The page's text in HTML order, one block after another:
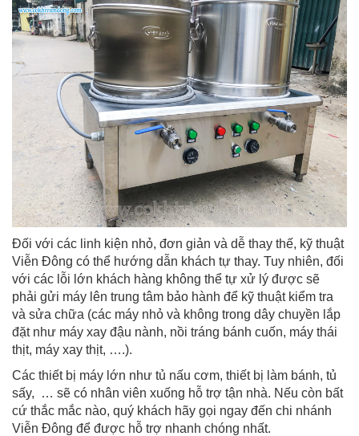
Đối với các linh kiện nhỏ, đơn giản và dễ thay thế, kỹ thuật
Viễn Đông có thể hướng dẫn khách tự thay. Tuy nhiên, đối
với các lỗi lớn khách hàng không thể tự xử lý được sẽ
phải gửi máy lên trung tâm bảo hành để kỹ thuật kiểm tra
và sửa chữa (các máy nhỏ và không trong dây chuyền lắp
đặt như máy xay đậu nành, nồi tráng bánh cuốn, máy thái
thịt, máy xay thịt, ….).
Các thiết bị máy lớn như tủ nấu cơm, thiết bị làm bánh, tủ
sấy, … sẽ có nhân viên xuống hỗ trợ tận nhà. Nếu còn bất
cứ thắc mắc nào, quý khách hãy gọi ngay đến chi nhánh
Viễn Đông để được hỗ trợ nhanh chóng nhất.